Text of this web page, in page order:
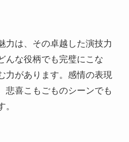
力は、その卓越した演技力
んな役柄でも完璧にこな
力があります。感情の表現
悲喜こもごものシーンでも